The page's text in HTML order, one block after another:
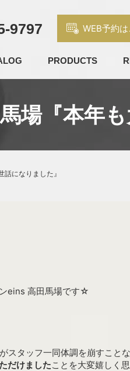
9797 WEB予約
PRODUCTS
場『本年
になりました』
eins 高田馬場です☆
タッフ一同体調を崩すこと
だけましたことを大変嬉しく